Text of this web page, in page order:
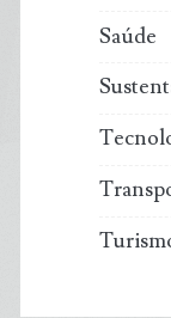
Saúde